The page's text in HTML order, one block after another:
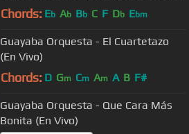
Chords: Eb Ab Bb C F Db Ebm
Guayaba Orquesta - El Cuartetazo
(En Vivo)
Chords: D Gm Cm Am A B F#
Guayaba Orquesta - Que Cara Más
Bonita (En Vivo)